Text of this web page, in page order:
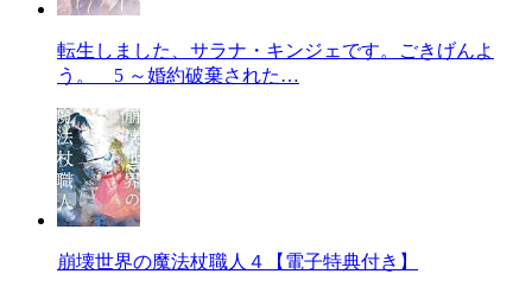
転生しました、サラナ・キンジェです。ごきげんよ
う。 5 ～婚約破棄された…
崩壊世界の魔法杖職人４【電子特典付き】